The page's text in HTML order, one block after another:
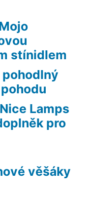
stínidlem
pohodlný
Lamps
pro
věšáky